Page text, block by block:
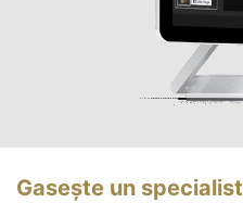
Gasește un specialist